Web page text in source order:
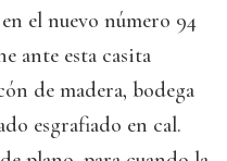
el nuevo número 94
ante esta casita
de madera, bodega
esgrafiado en cal.